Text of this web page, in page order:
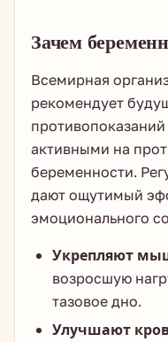
Зачем
Всемирная
рекомендует
активными на
беременности.
дают ощутимый
эмоционального
Укрепляют
возросшую
тазовое дно.
Улучшают